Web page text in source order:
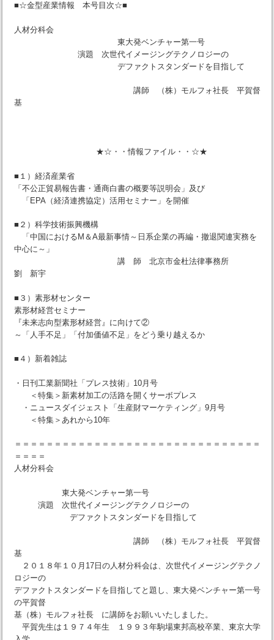
■☆金型産業情報 本号目次☆■
人材分科会
東大発ベンチャー第一号
演題 次世代イメージングテクノロジーの
デファクトスタンダードを目指して
講師 （株）モルフォ社長 平賀督
基
★☆・・情報ファイル・・☆★
■１）経済産業省
「不公正貿易報告書・通商白書の概要等説明会」及び
「EPA（経済連携協定）活用セミナー」を開催
■２）科学技術振興機構
「中国におけるM＆A最新事情～日系企業の再編・撤退関連実務を
中心に～」
講 師 北京市金杜法律事務所
劉 新宇
■３）素形材センター
素形材経営セミナー
『未来志向型素形材経営』に向けて②
～「人手不足」「付加価値不足」をどう乗り越えるか
■４）新着雑誌
・日刊工業新聞社「プレス技術」10月号
＜特集＞新素材加工の活路を開くサーボプレス
・ニュースダイジェスト「生産財マーケティング」9月号
＜特集＞あれから10年
＝＝＝＝＝＝＝＝＝＝＝＝＝＝＝＝＝＝＝＝＝＝＝＝＝＝＝＝＝＝＝
＝＝＝＝
人材分科会
東大発ベンチャー第一号
演題 次世代イメージングテクノロジーの
デファクトスタンダードを目指して
講師 （株）モルフォ社長 平賀督
基
２０１８年１０月17日の人材分科会は、次世代イメージングテクノ
ロジーの
デファクトスタンダードを目指してと題し、東大発ベンチャー第一号
の平賀督
基（株）モルフォ社長 に講師をお願いいたしました。
平賀先生は１９７４年生 １９９３年駒場東邦高校卒業、東京大学